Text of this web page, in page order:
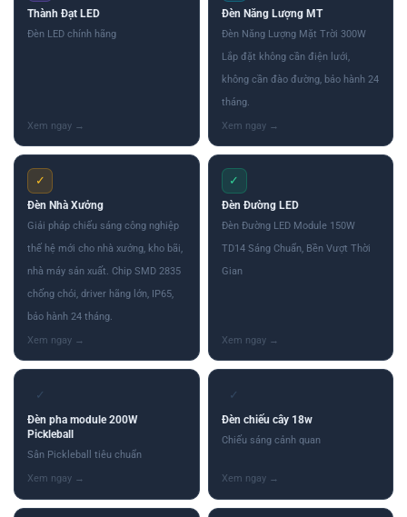
Thành Đạt LED
Đèn LED chính hãng
Đèn Năng Lượng MT
Đèn Năng Lượng Mặt Trời 300W
Lắp đặt không cần điện lưới,
không cần đào đường, bảo hành 24
tháng.
✓
Đèn Nhà Xưởng
Giải pháp chiếu sáng công nghiệp
thế hệ mới cho nhà xưởng, kho bãi,
nhà máy sản xuất. Chip SMD 2835
chống chói, driver hãng lớn, IP65,
bảo hành 24 tháng.
✓
Đèn Đường LED
Đèn Đường LED Module 150W
TD14 Sáng Chuẩn, Bền Vượt Thời
Gian
✓
Đèn pha module 200W
Pickleball
Sân Pickleball tiêu chuẩn
✓
Đèn chiếu cây 18w
Chiếu sáng cảnh quan